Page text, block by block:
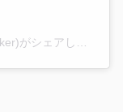
ェアした投稿